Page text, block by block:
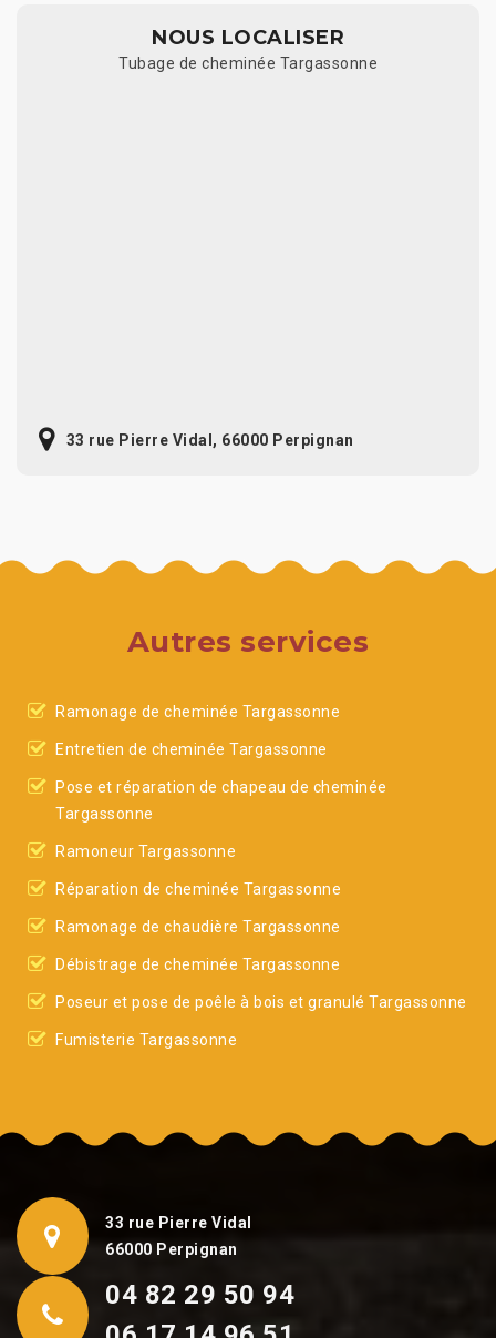
NOUS LOCALISER
Tubage de cheminée Targassonne
33 rue Pierre Vidal, 66000 Perpignan
Autres services
Ramonage de cheminée Targassonne
Entretien de cheminée Targassonne
Pose et réparation de chapeau de cheminée
Targassonne
Ramoneur Targassonne
Réparation de cheminée Targassonne
Ramonage de chaudière Targassonne
Débistrage de cheminée Targassonne
Poseur et pose de poêle à bois et granulé Targassonne
Fumisterie Targassonne
33 rue Pierre Vidal
66000 Perpignan
04 82 29 50 94